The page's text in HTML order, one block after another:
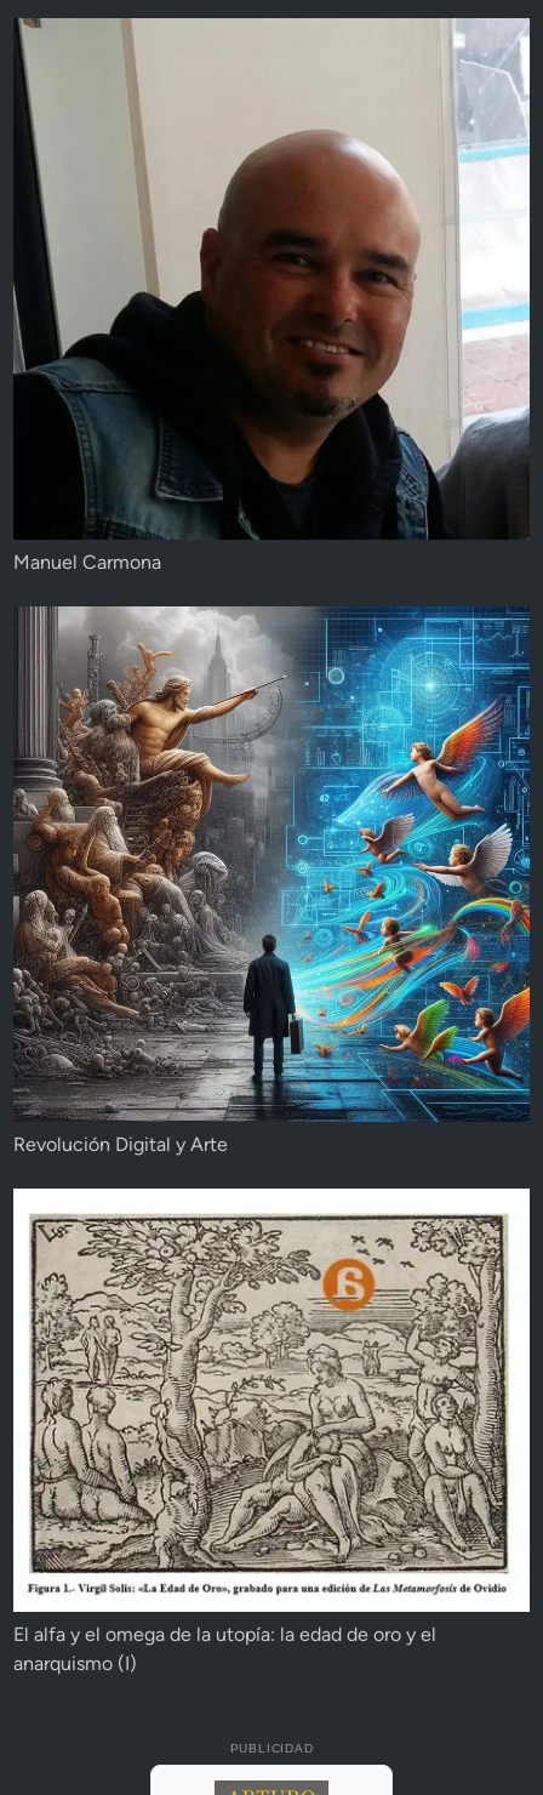
Manuel Carmona
Revolución Digital y Arte
El alfa y el omega de la utopía: la edad de oro y el
anarquismo (I)
PUBLICIDAD